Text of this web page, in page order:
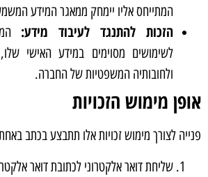
המתייחס אליו יימחק ממאגר המידע
הזכות להתנגד לעיבוד מידע:
לשימושים מסוימים במידע האישי
ולחובותיה המשפטיות של החברה.
אופן מימוש הזכויות
פנייה לצורך מימוש זכויות אלו תתבצע בכתב
שליחת דואר אלקטרוני לכתובת דואר